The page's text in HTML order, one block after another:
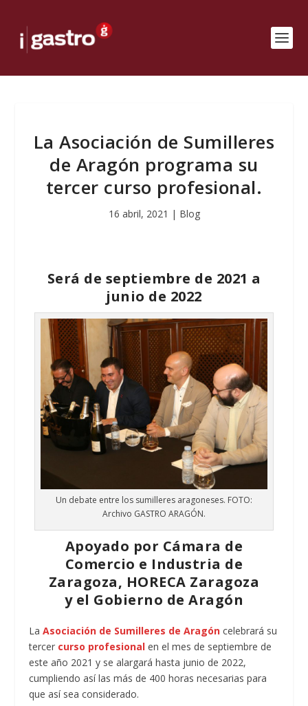
La Asociación de Sumilleres
de Aragón programa su
tercer curso profesional.
16 abril, 2021 | Blog
Será de septiembre de 2021 a
junio de 2022
Un debate entre los sumilleres aragoneses. FOTO:
Archivo GASTRO ARAGÓN.
Apoyado por Cámara de
Comercio e Industria de
Zaragoza, HORECA Zaragoza
y el Gobierno de Aragón
LaAsociación de Sumilleres de Aragón celebrará su
tercer curso profesional en el mes de septiembre de
este año 2021 y se alargará hasta junio de 2022,
cumpliendo así las más de 400 horas necesarias para
que así sea considerado.